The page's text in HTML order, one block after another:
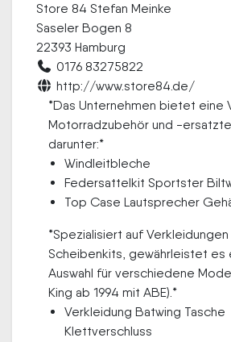
Store 84 Stefan Meinke
Saseler Bogen 8
22393 Hamburg
0176 83275822
http://www.store84.de/
*Das Unternehmen bietet eine
Motorradzubehör und -
darunter:*
Windleitbleche
Federsattelkit Sportster
Top Case Lautsprecher
*Spezialisiert auf Verkleidungen
Scheibenkits, gewährleistet es
Auswahl für verschiedene
King ab 1994 mit ABE).*
Verkleidung Batwing Tasche
Klettverschluss